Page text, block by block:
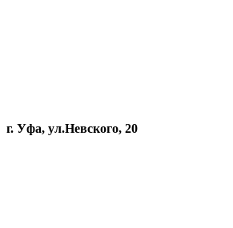
г. Уфа, ул.Невского, 20